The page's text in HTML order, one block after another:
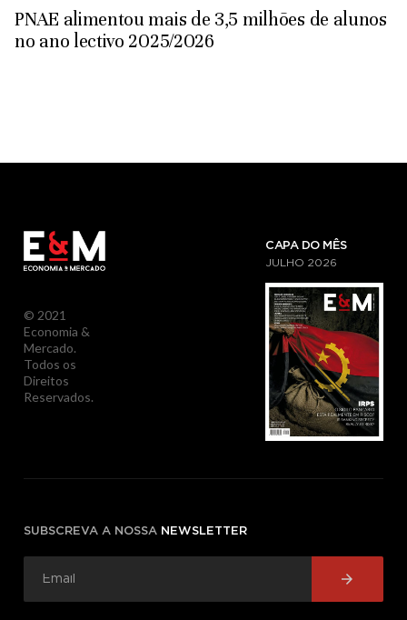
PNAE alimentou mais de 3,5 milhões de alunos
no ano lectivo 2025/2026
© 2021
Economia &
Mercado.
Todos os
Direitos
Reservados.
CAPA DO MÊS
JULHO 2026
SUBSCREVA A NOSSA NEWSLETTER